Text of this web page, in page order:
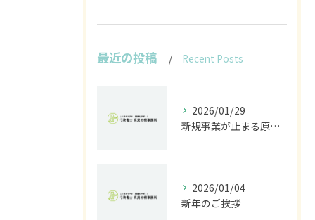
最近の投稿 Recent Posts
2026/01/29
新規事業が止まる原因は法規制｜開発前に行うべきリスク診断とは
2026/01/04
新年のご挨拶